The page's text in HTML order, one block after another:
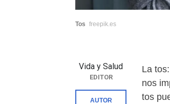
Tos freepik.es
La
nos
tos
Vida y Salud
EDITOR
AUTOR